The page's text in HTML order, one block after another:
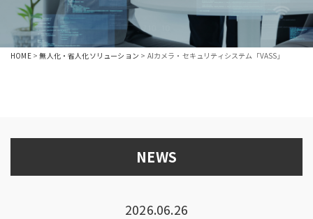
HOME>無人化・省人化ソリューション > AIカメラ・セキュリティシステム「VASS」
NEWS
2026.06.26